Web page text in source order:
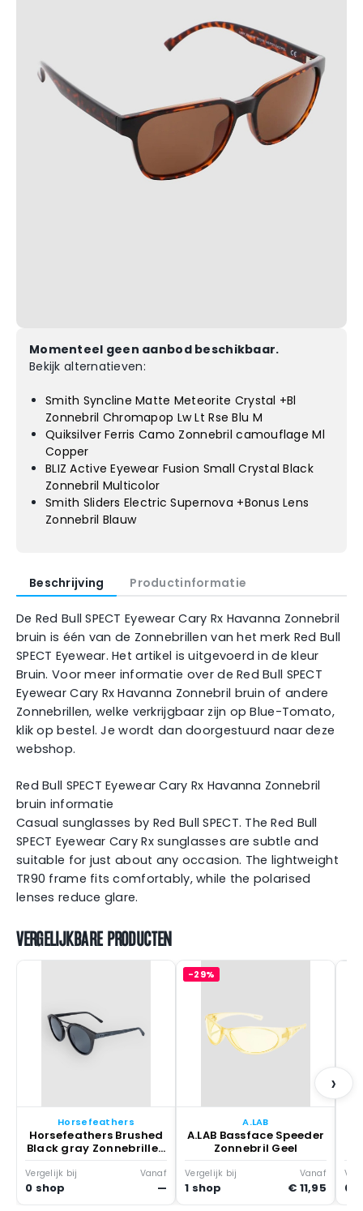
Momenteel geen aanbod beschikbaar.
Bekijk alternatieven:
Smith Syncline Matte Meteorite Crystal +Bl
Zonnebril Chromapop Lw Lt Rse Blu M
Quiksilver Ferris Camo Zonnebril camouflage Ml
Copper
BLIZ Active Eyewear Fusion Small Crystal Black
Zonnebril Multicolor
Smith Sliders Electric Supernova +Bonus Lens
Zonnebril Blauw
Beschrijving Productinformatie
De Red Bull SPECT Eyewear Cary Rx Havanna Zonnebril
bruin is één van de Zonnebrillen van het merk Red Bull
SPECT Eyewear. Het artikel is uitgevoerd in de kleur
Bruin. Voor meer informatie over de Red Bull SPECT
Eyewear Cary Rx Havanna Zonnebril bruin of andere
Zonnebrillen, welke verkrijgbaar zijn op Blue-Tomato,
klik op bestel. Je wordt dan doorgestuurd naar deze
webshop.
Red Bull SPECT Eyewear Cary Rx Havanna Zonnebril
bruin informatie
Casual sunglasses by Red Bull SPECT. The Red Bull
SPECT Eyewear Cary Rx sunglasses are subtle and
suitable for just about any occasion. The lightweight
TR90 frame fits comfortably, while the polarised
lenses reduce glare.
VERGELIJKBARE PRODUCTEN
Horsefeathers
Horsefeathers Brushed
Black gray Zonnebrillen
Grijs
Vergelijk bij
0 shop
Vanaf
—
-29%
A.LAB
A.LAB Bassface Speeder
Zonnebril Geel
Vergelijk bij
1 shop
Vanaf
€ 11,95 0
›